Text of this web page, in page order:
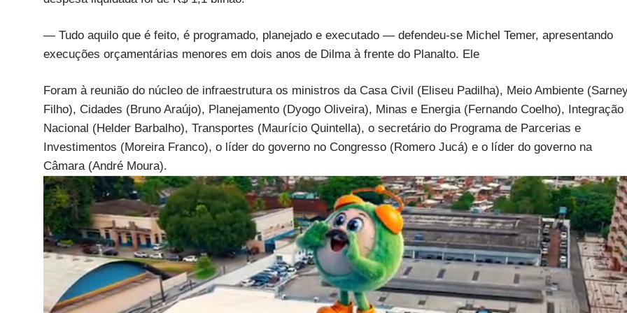
— Tudo aquilo que é feito, é programado, planejado e executado — defendeu-se Michel Temer, apresentando
execuções orçamentárias menores em dois anos de Dilma à frente do Planalto. Ele
Foram à reunião do núcleo de infraestrutura os ministros da Casa Civil (Eliseu Padilha), Meio Ambiente
Filho), Cidades (Bruno Araújo), Planejamento (Dyogo Oliveira), Minas e Energia (Fernando Coelho), Integração
Nacional (Helder Barbalho), Transportes (Maurício Quintella), o secretário do Programa de Parcerias e
Investimentos (Moreira Franco), o líder do governo no Congresso (Romero Jucá) e o líder do governo na
Câmara (André Moura).